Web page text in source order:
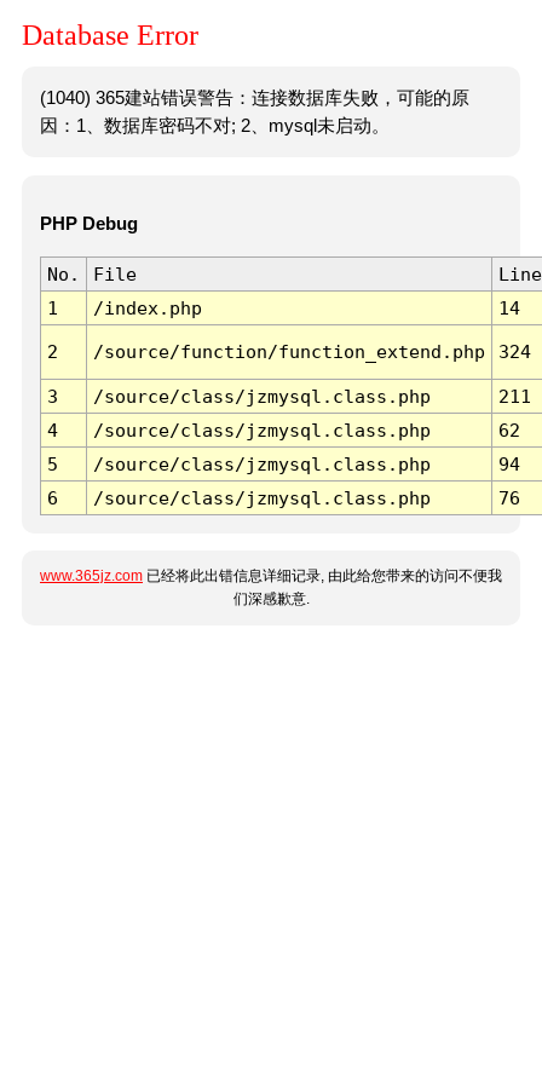
Database Error
(1040) 365建站错误警告：连接数据库失败，可能的原
因：1、数据库密码不对; 2、mysql未启动。
PHP Debug
No. File
Line
1
/index.php 14
2 /source/function/function_extend.php 324
3 /source/class/jzmysql.class.php
211
4
/source/class/jzmysql.class.php
62
5
/source/class/jzmysql.class.php
94
6
/source/class/jzmysql.class.php 76
www.365jz.com 已经将此出错信息详细记录, 由此给您带来的访问不便我
们深感歉意.